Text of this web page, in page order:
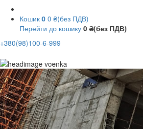
Кошик 0 0 ₴(без ПДВ)
Перейти до кошику 0 ₴(без ПДВ)
+380(98)100-6-999